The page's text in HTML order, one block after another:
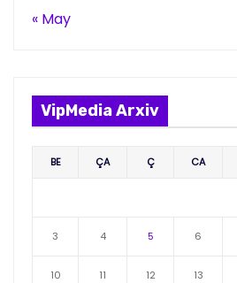
« May
VipMedia Arxiv
BE ÇA Ç CA
3 4 5 6
10 11 12 13